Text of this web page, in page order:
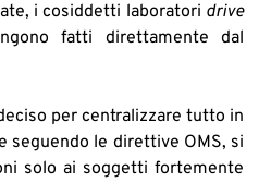
i cosiddetti laboratori drive
fatti direttamente dal
per centralizzare tutto in
seguendo le direttive OMS, si
solo ai soggetti fortemente